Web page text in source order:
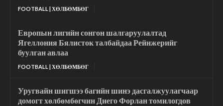
FOOTBALL | ХӨЛБӨМБӨГ
Европын лигийн сонгон шалгаруулалтад
Ягеллония Бялисток талбайдаа Рейнжерийг
буулган авлаа
FOOTBALL | ХӨЛБӨМБӨГ
Уругвайн шигшээ багийн шинэ дасгалжуулагчаар
домогт хөлбөмбөгчин Диего Форлан томилогдов